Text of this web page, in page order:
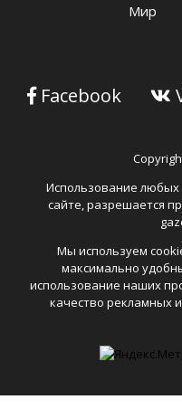
Использование
сайте, разрешается
Мы используем
максимально
использование наших
качество рекламных
Мир
Facebook